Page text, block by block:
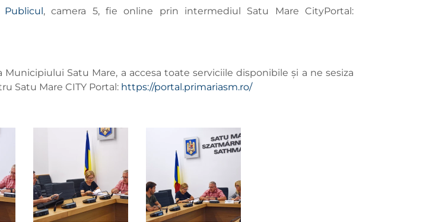
, camera 5, fie online prin intermediul Satu Mare CityPortal:
Satu Mare, a accesa toate serviciile disponibile și a ne sesiza
Satu Mare CITY Portal: https://portal.primariasm.ro/